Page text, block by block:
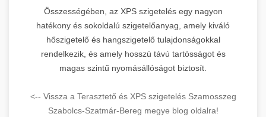
Összességében, az XPS szigetelés egy nagyon
hatékony és sokoldalú szigetelőanyag, amely kiváló
hőszigetelő és hangszigetelő tulajdonságokkal
rendelkezik, és amely hosszú távú tartósságot és
magas szintű nyomásállóságot biztosít.
<-- Vissza a Terasztető és XPS szigetelés Szamosszeg
Szabolcs-Szatmár-Bereg megye blog oldalra!